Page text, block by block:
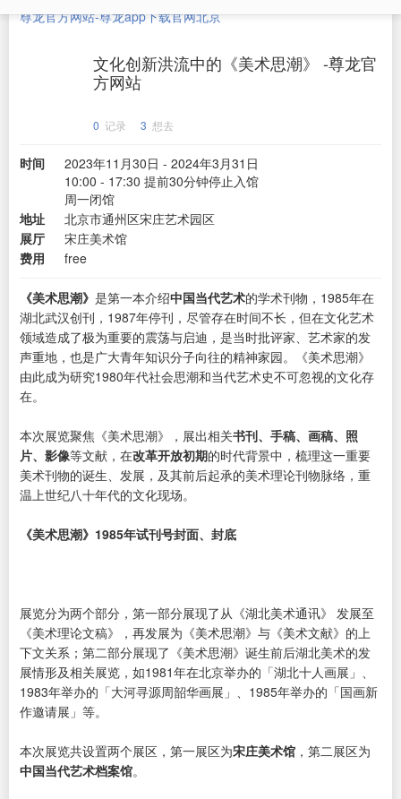
尊龙官方网站-尊龙app下载官网北京
文化创新洪流中的《美术思潮》 -尊龙官
方网站
0 记录 3 想去
时间
2023年11月30日 - 2024年3月31日
10:00 - 17:30 提前30分钟停止入馆
周一闭馆
地址
北京市通州区宋庄艺术园区
展厅
宋庄美术馆
费用
free
《美术思潮》 是第一本介绍中国当代艺术的学术刊物，1985年在
湖北武汉创刊，1987年停刊，尽管存在时间不长，但在文化艺术
领域造成了极为重要的震荡与启迪，是当时批评家、艺术家的发
声重地，也是广大青年知识分子向往的精神家园。《美术思潮》
由此成为研究1980年代社会思潮和当代艺术史不可忽视的文化存
在。
本次展览聚焦《美术思潮》，展出相关书刊、手稿、画稿、照
片、影像等文献，在改革开放初期的时代背景中，梳理这一重要
美术刊物的诞生、发展，及其前后起承的美术理论刊物脉络，重
温上世纪八十年代的文化现场。
《美术思潮》1985年试刊号封面、封底
展览分为两个部分，第一部分展现了从《湖北美术通讯》 发展至
《美术理论文稿》，再发展为《美术思潮》与《美术文献》的上
下文关系；第二部分展现了《美术思潮》诞生前后湖北美术的发
展情形及相关展览，如1981年在北京举办的「湖北十人画展」、
1983年举办的「大河寻源周韶华画展」、1985年举办的「国画新
作邀请展」等。
本次展览共设置两个展区，第一展区为宋庄美术馆 ，第二展区为
中国当代艺术档案馆。